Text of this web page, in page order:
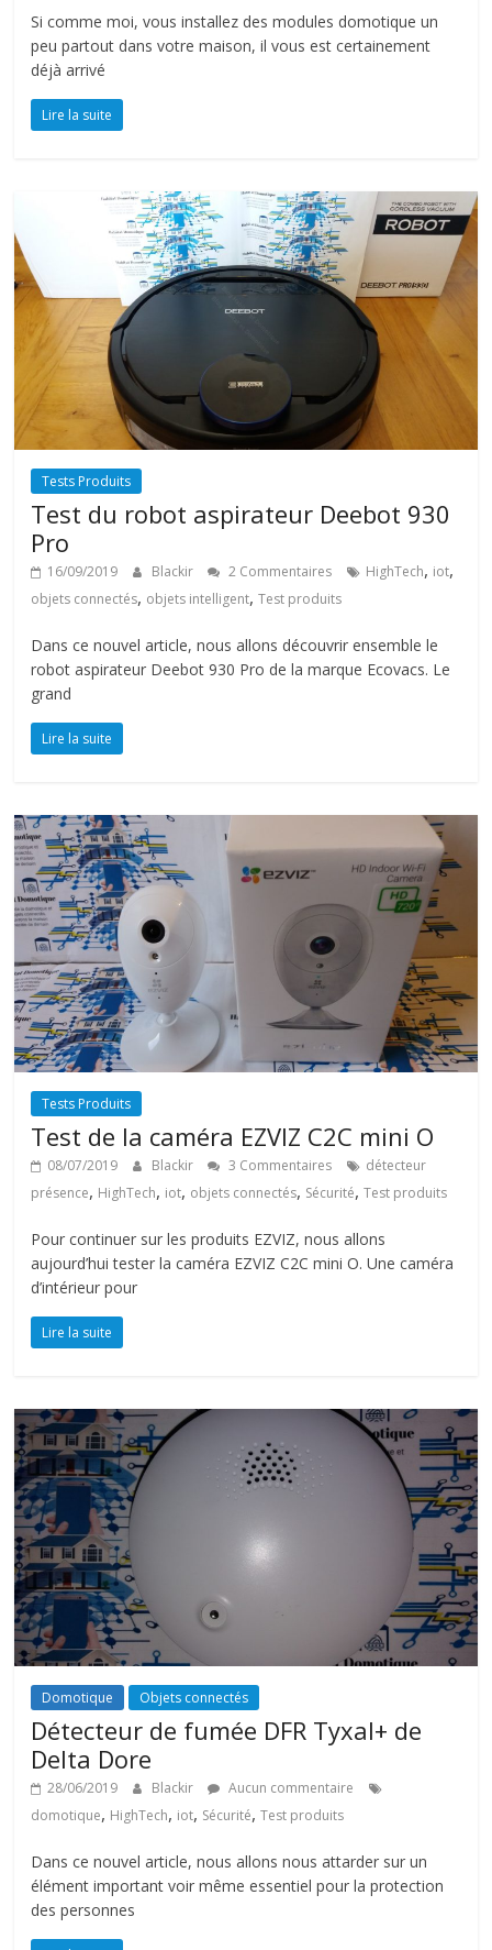
Si comme moi, vous installez des modules domotique un
peu partout dans votre maison, il vous est certainement
déjà arrivé
Lire la suite
Tests Produits
Test du robot aspirateur Deebot 930
Pro
16/09/2019 Blackir 2 Commentaires HighTech, iot,
objets connectés, objets intelligent,Test produits
Dans ce nouvel article, nous allons découvrir ensemble le
robot aspirateur Deebot 930 Pro de la marque Ecovacs. Le
grand
Lire la suite
Tests Produits
Test de la caméra EZVIZ C2C mini O
08/07/2019 Blackir 3 Commentaires
détecteur
présence, HighTech, iot, objets connectés, Sécurité,Test produits
Pour continuer sur les produits EZVIZ, nous allons
aujourd’hui tester la caméra EZVIZ C2C mini O. Une caméra
d’intérieur pour
Lire la suite
Domotique Objets connectés
Détecteur de fumée DFR Tyxal+ de
Delta Dore
28/06/2019 Blackir
Aucun commentaire
domotique, HighTech, iot, Sécurité,Test produits
Dans ce nouvel article, nous allons nous attarder sur un
élément important voir même essentiel pour la protection
des personnes